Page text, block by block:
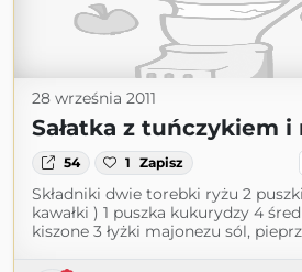
28 września 2011
Sałatka z tuńczykiem i
54 1 Zapisz
Składniki dwie torebki ryżu 2
kawałki ) 1 puszka kukurydzy 4
kiszone 3 łyżki majonezu sól,